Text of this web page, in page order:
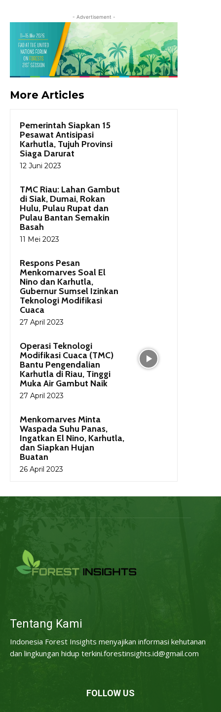
- Advertisement -
More Articles
Pemerintah Siapkan 15
Pesawat Antisipasi
Karhutla, Tujuh Provinsi
Siaga Darurat
12 Juni 2023
TMC Riau: Lahan Gambut
di Siak, Dumai, Rokan
Hulu, Pulau Rupat dan
Pulau Bantan Semakin
Basah
11 Mei 2023
Respons Pesan
Menkomarves Soal El
Nino dan Karhutla,
Gubernur Sumsel Izinkan
Teknologi Modifikasi
Cuaca
27 April 2023
Operasi Teknologi
Modifikasi Cuaca (TMC)
Bantu Pengendalian
Karhutla di Riau, Tinggi
Muka Air Gambut Naik
27 April 2023
Menkomarves Minta
Waspada Suhu Panas,
Ingatkan El Nino, Karhutla,
dan Siapkan Hujan
Buatan
26 April 2023
Tentang Kami
Indonesia Forest Insights menyajikan informasi kehutanan
dan lingkungan hidup terkini.forestinsights.id@gmail.com
FOLLOW US